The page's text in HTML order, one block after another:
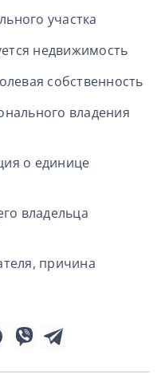
участка
недвижимость
собственность
владения
о единице
владельца
причина